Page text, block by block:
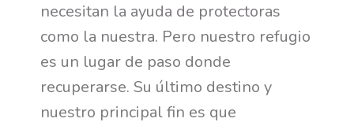
necesitan la ayuda de protectoras
como la nuestra. Pero nuestro refugio
es un lugar de paso donde
recuperarse. Su último destino y
nuestro principal fin es que